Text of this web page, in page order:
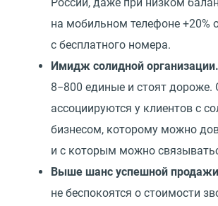
на мобильном телефоне +20%
с бесплатного номера.
Имидж солидной организации.
8−800 единые и стоят дороже.
ассоциируются у клиентов с
бизнесом, которому можно
и с которым можно
Выше шанс успешной
не беспокоятся о стоимости